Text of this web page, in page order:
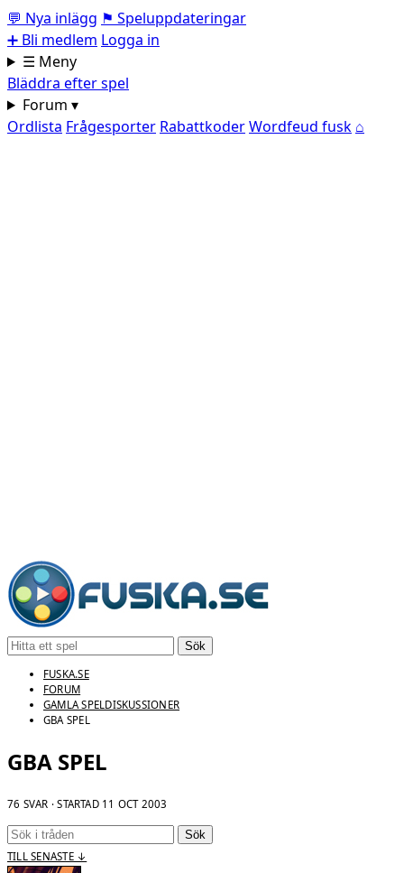
💬 Nya inlägg ⚑ Speluppdateringar
➕ Bli medlem Logga in
☰ Meny
Bläddra efter spel
Forum ▾
Ordlista Frågesporter RabattkoderWordfeud fusk ⌂
Sök
FUSKA.SE
FORUM
GAMLA SPELDISKUSSIONER
GBA SPEL
GBA SPEL
76 SVAR · STARTAD 11 OCT 2003
Sök
TILL SENASTE ↓